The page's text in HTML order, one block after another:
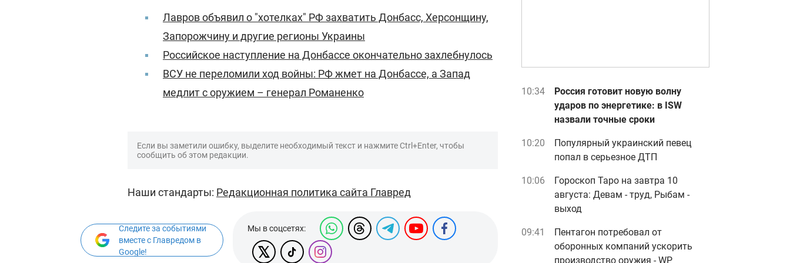
Лавров объявил о "хотелках" РФ захватить Донбасс, Херсонщину,
Запорожчину и другие регионы Украины
Российское наступление на Донбассе окончательно захлебнулось
ВСУ не переломили ход войны: РФ жмет на Донбассе, а Запад
медлит с оружием – генерал Романенко
Если вы заметили ошибку, выделите необходимый текст и нажмите Ctrl+Enter, чтобы
сообщить об этом редакции.
Наши стандарты: Редакционная политика сайта Главред
Следите за событиями
вместе с Главредом в
Google!
Мы в соцсетях:
10:34
Россия готовит новую волну
ударов по энергетике: в ISW
назвали точные сроки
10:20
Популярный украинский певец
попал в серьезное ДТП
10:06
Гороскоп Таро на завтра 10
августа: Девам - труд, Рыбам -
выход
09:41
Пентагон потребовал от
оборонных компаний ускорить
производство оружия - WP